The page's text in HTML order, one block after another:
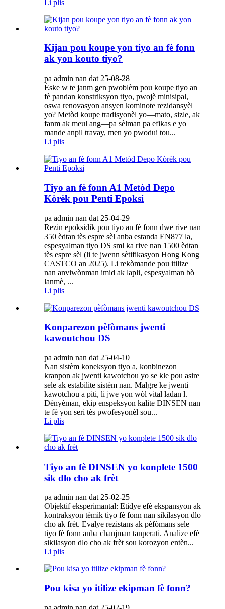
Li plis
Kijan pou koupe yon tiyo an fè fonn
ak yon kouto tiyo?
pa admin nan dat 25-08-28
Èske w te janm gen pwoblèm pou koupe tiyo an
fè pandan konstriksyon tiyo, pwojè minisipal,
oswa renovasyon ansyen kominote rezidansyèl
yo? Metòd koupe tradisyonèl yo—mato, sizle, ak
fanm ak meul ang—pa sèlman pa efikas e yo
mande anpil travay, men yo pwodui tou...
Li plis
Tiyo an fè fonn A1 Metòd Depo
Kòrèk pou Penti Epoksi
pa admin nan dat 25-04-29
Rezin epoksidik pou tiyo an fè fonn dwe rive nan
350 èdtan tès espre sèl anba estanda EN877 la,
espesyalman tiyo DS sml ka rive nan 1500 èdtan
tès espre sèl (li te jwenn sètifikasyon Hong Kong
CASTCO an 2025). Li rekòmande pou itilize
nan anviwònman imid ak lapli, espesyalman bò
lanmè, ...
Li plis
Konparezon pèfòmans jwenti
kawoutchou DS
pa admin nan dat 25-04-10
Nan sistèm koneksyon tiyo a, konbinezon
kranpon ak jwenti kawotchou yo se kle pou asire
sele ak estabilite sistèm nan. Malgre ke jwenti
kawotchou a piti, li jwe yon wòl vital ladan l.
Dènyèman, ekip enspeksyon kalite DINSEN nan
te fè yon seri tès pwofesyonèl sou...
Li plis
Tiyo an fè DINSEN yo konplete 1500
sik dlo cho ak frèt
pa admin nan dat 25-02-25
Objektif eksperimantal: Etidye efè ekspansyon ak
kontraksyon tèmik tiyo fè fonn nan sikilasyon dlo
cho ak frèt. Evalye rezistans ak pèfòmans sele
tiyo fè fonn anba chanjman tanperati. Analize efè
sikilasyon dlo cho ak frèt sou korozyon entèn...
Li plis
Pou kisa yo itilize ekipman fè fonn?